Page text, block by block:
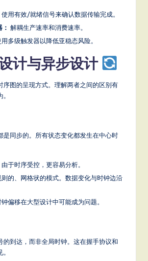
使用有效/就绪信号来确认数据传输完成。
解耦生产速率和消费速率。
多级触发器以降低亚稳态风险。
计与异步设计
序图的呈现方式。理解两者之间的区别有
是同步的。所有状态变化都发生在中心时
由于时序受控，更容易分析。
则的、网格状的模式。数据变化与时钟边沿
钟偏移在大型设计中可能成为问题。
的到达，而非全局时钟。这在握手协议和